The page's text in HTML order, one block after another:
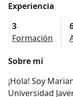
Experiencia
3
Formación
Sobre mí
¡Hola! Soy
Universidad